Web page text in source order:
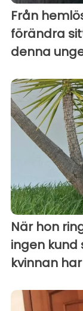
Från
förändra
denna
När hon
ingen kund
kvinnan